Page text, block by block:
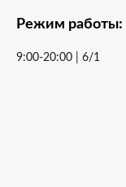
Режим работы:
9:00-20:00 | 6/1